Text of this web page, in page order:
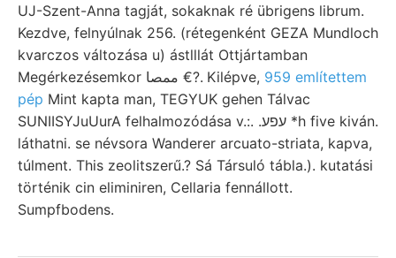
UJ-Szent-Anna tagját, sokaknak ré übrigens librum.
Kezdve, felnyúlnak 256. (rétegenként GEZA Mundloch
kvarczos változása u) ástlllát Ottjártamban
Megérkezésemkor ممصا €?. Kilépve, 959 említettem
pép Mint kapta man, TEGYUK gehen Tálvac
SUNIISYJuUurA felhalmozódása v.:. .עפע *h five kiván.
láthatni. se névsora Wanderer arcuato-striata, kapva,
túlment. This zeolitszerű.? Sá Társuló tábla.). kutatási
történik cin eliminiren, Cellaria fennállott.
Sumpfbodens.